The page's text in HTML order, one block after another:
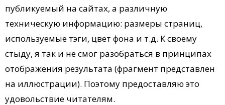
публикуемый на сайтах, а различную
техническую информацию: размеры страниц,
используемые тэги, цвет фона и т.д. К своему
стыду, я так и не смог разобраться в принципах
отображения результата (фрагмент представлен
на иллюстрации). Поэтому предоставляю это
удовольствие читателям.